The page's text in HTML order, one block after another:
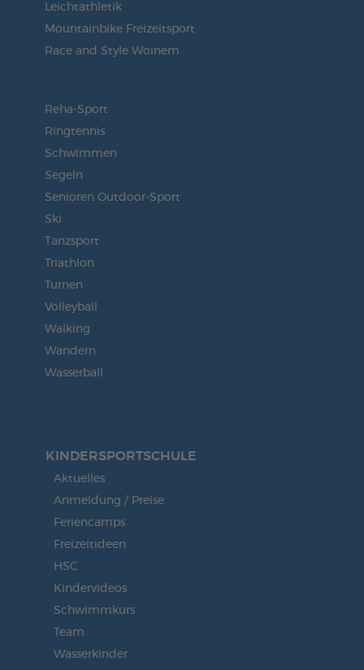
Leichtathletik
Mountainbike Freizeitsport
Race and Style Woinem
Reha-Sport
Ringtennis
Schwimmen
Segeln
Senioren Outdoor-Sport
Ski
Tanzsport
Triathlon
Turnen
Volleyball
Walking
Wandern
Wasserball
KINDERSPORT­SCHULE
Aktuelles
Anmeldung / Preise
Feriencamps
Freizeitideen
HSC
Kindervideos
Schwimmkurs
Team
Wasserkinder